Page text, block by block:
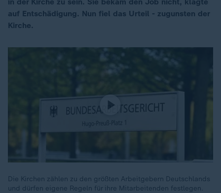
auf Entschädigung. Nun fiel das Urteil - zugunsten der
Kirche.
Die Kirchen zählen zu den größten Arbeitgebern Deutschlands
und dürfen eigene Regeln für ihre Mitarbeitenden festlegen.